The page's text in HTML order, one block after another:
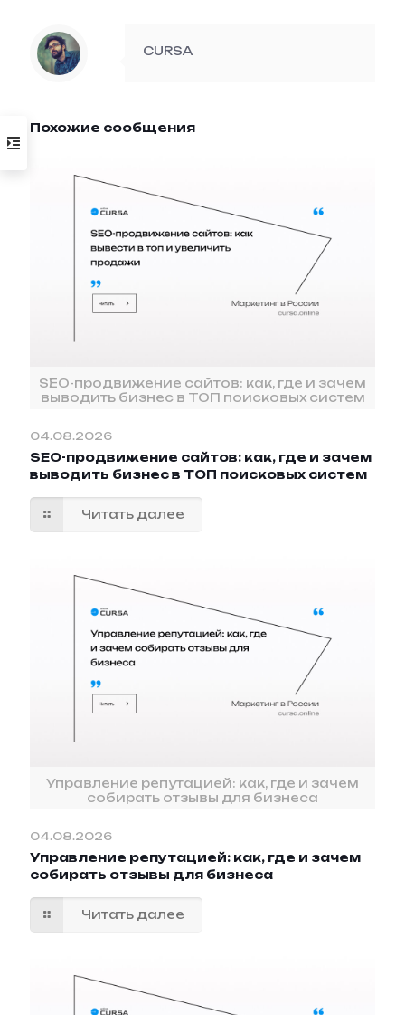
CURSA
Похожие сообщения
SEO-продвижение сайтов: как, где и зачем
выводить бизнес в ТОП поисковых систем
04.08.2026
SEO-продвижение сайтов: как, где и зачем
выводить бизнес в ТОП поисковых систем
Читать далее
Управление репутацией: как, где и зачем
собирать отзывы для бизнеса
04.08.2026
Управление репутацией: как, где и зачем
собирать отзывы для бизнеса
Читать далее